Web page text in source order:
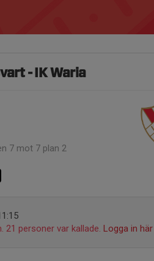
- IK Waria
7 mot 7 plan 2
21 personer var kallade. Logga in här